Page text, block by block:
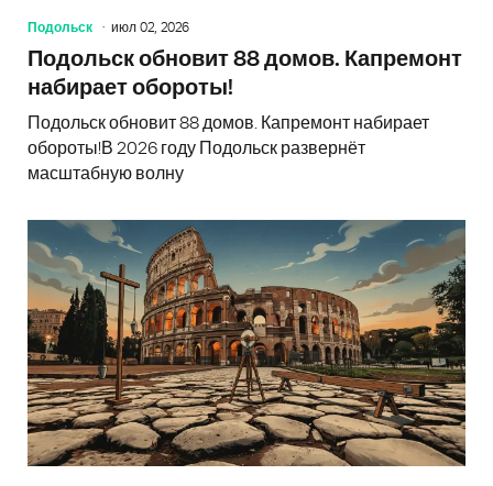
Подольск июл 02, 2026
Подольск обновит 88 домов. Капремонт
набирает обороты!
Подольск обновит 88 домов. Капремонт набирает
обороты!В 2026 году Подольск развернёт
масштабную волну